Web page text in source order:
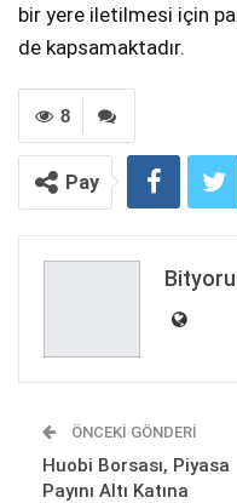
bir yere iletilmesi için
de kapsamaktadır.
8
Pay
ÖNCEKI GÖNDERI
Huobi Borsası, Piyasa
Payını Altı Katına